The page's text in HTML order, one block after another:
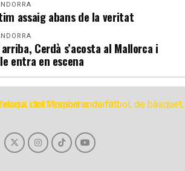
assaig abans de la veritat
Cerdà s’acosta al Mallorca i
entra en escena